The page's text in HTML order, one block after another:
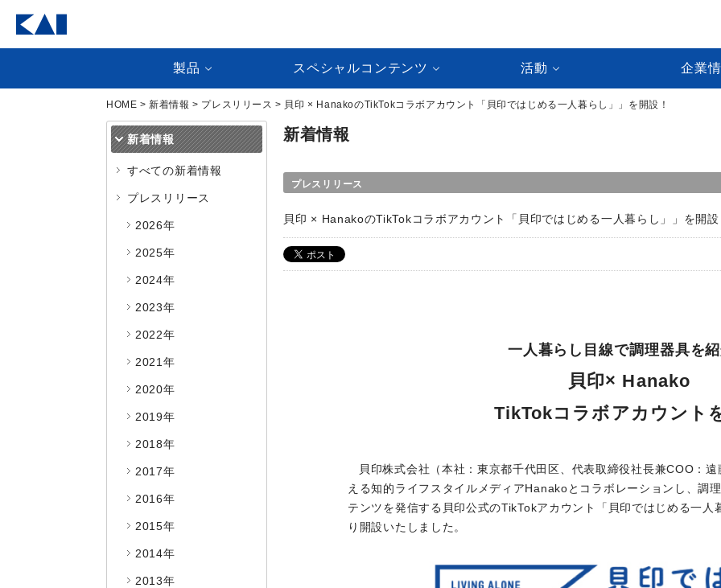
製品 スペシャルコンテンツ 活動 企業
HOME >新着情報 > プレスリリース > 貝印 × HanakoのTikTokコラボアカウント「貝印ではじめる一人暮らし」」を開設！
新着情報
プレスリリース
貝印 × HanakoのTikTokコラボアカウント「貝印ではじめる一人暮らし」」を開
一人暮らし目線で調理器具を
貝印× Hanako
TikTokコラボアカウント
貝印株式会社（本社：東京都千代田区、代表取締役社長兼COO：
える知的ライフスタイルメディアHanakoとコラボレーションし、調
テンツを発信する貝印公式のTikTokアカウント「貝印ではじめる一
り開設いたしました。
新着情報
すべての新着情報
プレスリリース
2026年
2025年
2024年
2023年
2022年
2021年
2020年
2019年
2018年
2017年
2016年
2015年
2014年
2013年